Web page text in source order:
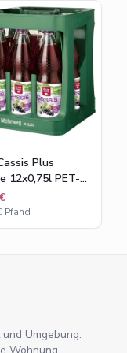
Plus
12x0,75l PET-
Pfand
Umgebung.